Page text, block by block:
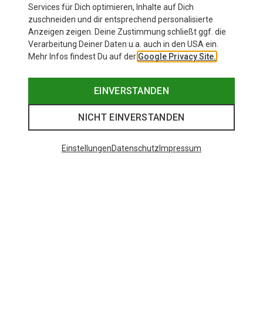
Services für Dich optimieren, Inhalte auf Dich
zuschneiden und dir entsprechend personalisierte
Anzeigen zeigen. Deine Zustimmung schließt ggf. die
Verarbeitung Deiner Daten u.a. auch in den USA ein.
Mehr Infos findest Du auf der Google Privacy Site.
EINVERSTANDEN
NICHT EINVERSTANDEN
EinstellungenDatenschutz Impressum